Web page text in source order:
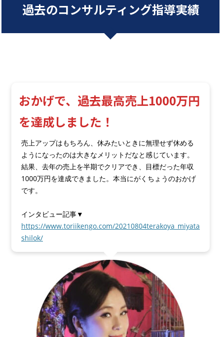
過去のコンサルティング指導実績
おかげで、過去最高売上1000万円
を達成しました！
売上アップはもちろん、休みたいときに無理せず休める
ようになったのは大きなメリットだなと感じています。
結果、去年の売上を半期でクリアでき、目標だった年収
1000万円を達成できました。本当にがくちょうのおかげ
です。
インタビュー記事▼
https://www.toriikengo.com/20210804terakoya_miyata
shilok/